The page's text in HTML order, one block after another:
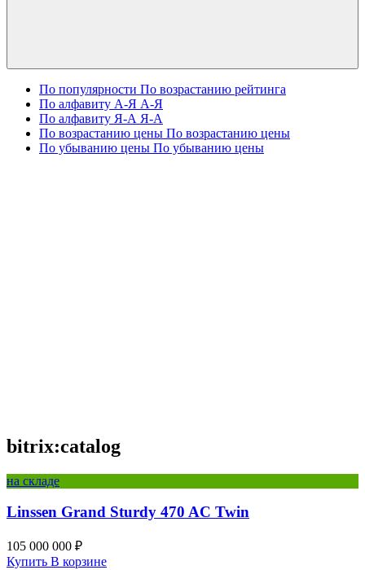
По популярности По возрастанию рейтинга
По алфавиту А-Я А-Я
По алфавиту Я-А Я-А
По возрастанию цены По возрастанию цены
По убыванию цены По убыванию цены
bitrix:catalog
на складе
Linssen Grand Sturdy 470 AC Twin
105 000 000 ₽
Купить В корзине